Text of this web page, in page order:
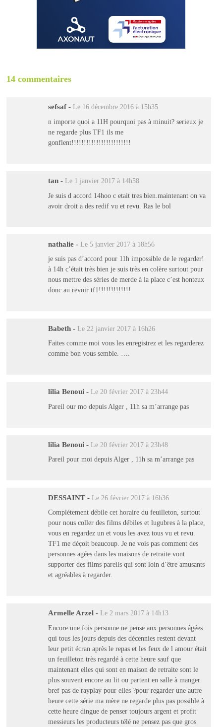
14 commentaires
sefsaf - Le 16 décembre 2016 à 15h35
n importe quoi a 11H pourquoi pas à minuit? serieux je
ne regarde plus TF1 ils me
gonflent!!!!!!!!!!!!!!!!!!!!!!!!
tan - Le 1 janvier 2017 à 14h58
Je suis d accord 14hoo c etait tres bien.maintenant on va
avoir droit a des redif vu et revu. Ras le bol
nathalie - Le 5 janvier 2017 à 18h56
je suis pas d’accord pour 11h impossible de le regarder!
à 14h c’était très bien je suis très en colère surtout pour
nous mettre des séries de merde à la place c’est honteux
donc au revoir tf1!!!!!!!!!!!!!
Babeth - Le 22 janvier 2017 à 16h26
Faites comme moi vous les enregistrez et les regarderez
comme bon vous semble. ….
lilia Benoui - Le 20 février 2017 à 23h44
Pareil our mo depuis Alger , 11h sa m’arrange pas
lilia Benoui - Le 20 février 2017 à 23h48
Pareil pour moi depuis Alger , 11h sa m’arrange pas
DESSAINT - Le 26 février 2017 à 16h36
Complétement débile cet horaire du feuilleton, surtout
pour nous coller des films débiles et lugubres à la place,
vous en regardez un et vous les avez tous vu et revu.
TF1 me déçoit beaucoup. Je ne vois pas comment des
personnes agées dans les maisons de retraite vont
supporter des films pareils qui sont loin d’être amusants
et agréables à regarder.
Armelle Arzel - Le 2 mars 2017 à 14h13
Encore une fois personne ne pense aux personnes âgées
qui tous les jours depuis des décennies restent devant
leur petit écran après le repas et les feux de l amour était
un feuilleton très regardé à cette heure sauf que
maintenant elles qui sont en maison de retraite sont le
plus souvent encore au lit ou partent en salle à manger
bref pas de rayplay pour elles ?pour regarder une autre
heure cette série ma mère ne regarde plus pas possible à
cette heure dingue de penser toujours argent et profit
messieurs les producteurs télé ne pensez pas que gros